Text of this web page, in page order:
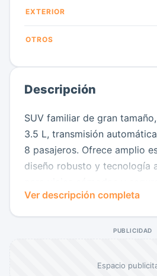
EXTERIOR
OTROS
Descripción
SUV familiar de gran
3.5 L, transmisión
8 pasajeros. Ofrece amplio
diseño robusto y tecnología
Ver descripción completa
PUBLICIDAD
Espacio